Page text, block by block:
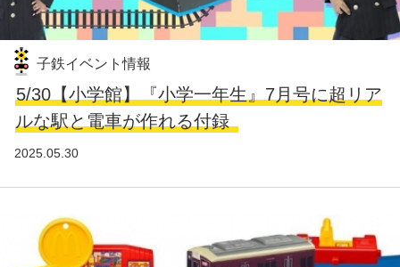
子鉄イベント情報
5/30【小学館】『小学一年生』7月号に超リア
ルな駅と電車が作れる付録
2025.05.30